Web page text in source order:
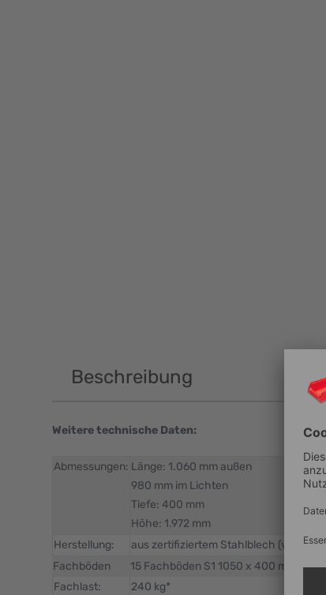
Beschreibung
Weitere technische Daten:
Abmessungen: Länge: 1.060 mm außen
980 mm im Lichten
Tiefe: 400 mm
Höhe: 1.972 mm
Herstellung:
aus zertifiziertem Stahlblech (verzinkt)
Fachböden
15 Fachböden S1 1050 x 400 mm
Fachlast:
240 kg*